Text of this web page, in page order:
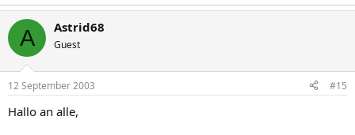
A Astrid68
Guest
12 September 2003 #15
Hallo an alle,